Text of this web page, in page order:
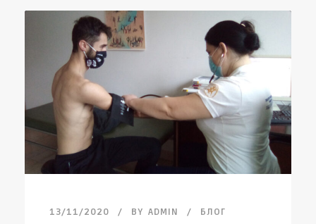
13/11/2020 BY ADMIN
БЛОГ